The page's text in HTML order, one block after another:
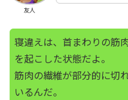
友人
寝違えは、首まわりの筋
を起こした状態だよ。
筋肉の繊維が部分的に切
いるんだ。